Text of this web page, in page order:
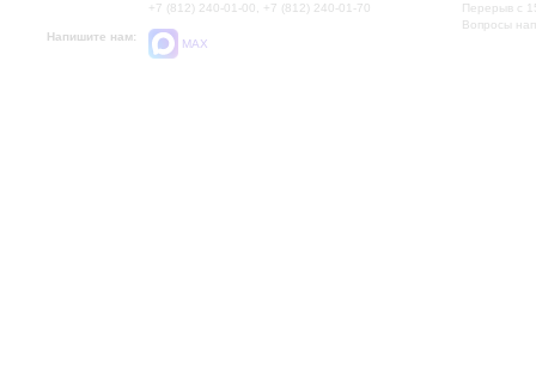
+7 (812) 240-01-00, +7 (812) 240-01-70
Напишите нам:
MAX
Перерыв с
Вопросы